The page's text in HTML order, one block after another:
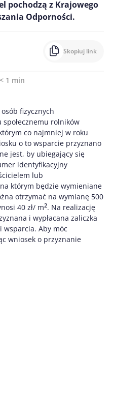
pochodzą z Krajowego
Odporności.
Skopiuj link
< 1 min
fizycznych
rolników
co najmniej w roku
o to wsparcie przyznano
jest, by ubiegający się
identyfikacyjny
lub
którym będzie wymieniane
otrzymać na wymianę 500
40 zł/ m2. Na realizację
i wypłacana zaliczka
wsparcia. Aby móc
wniosek o przyznanie